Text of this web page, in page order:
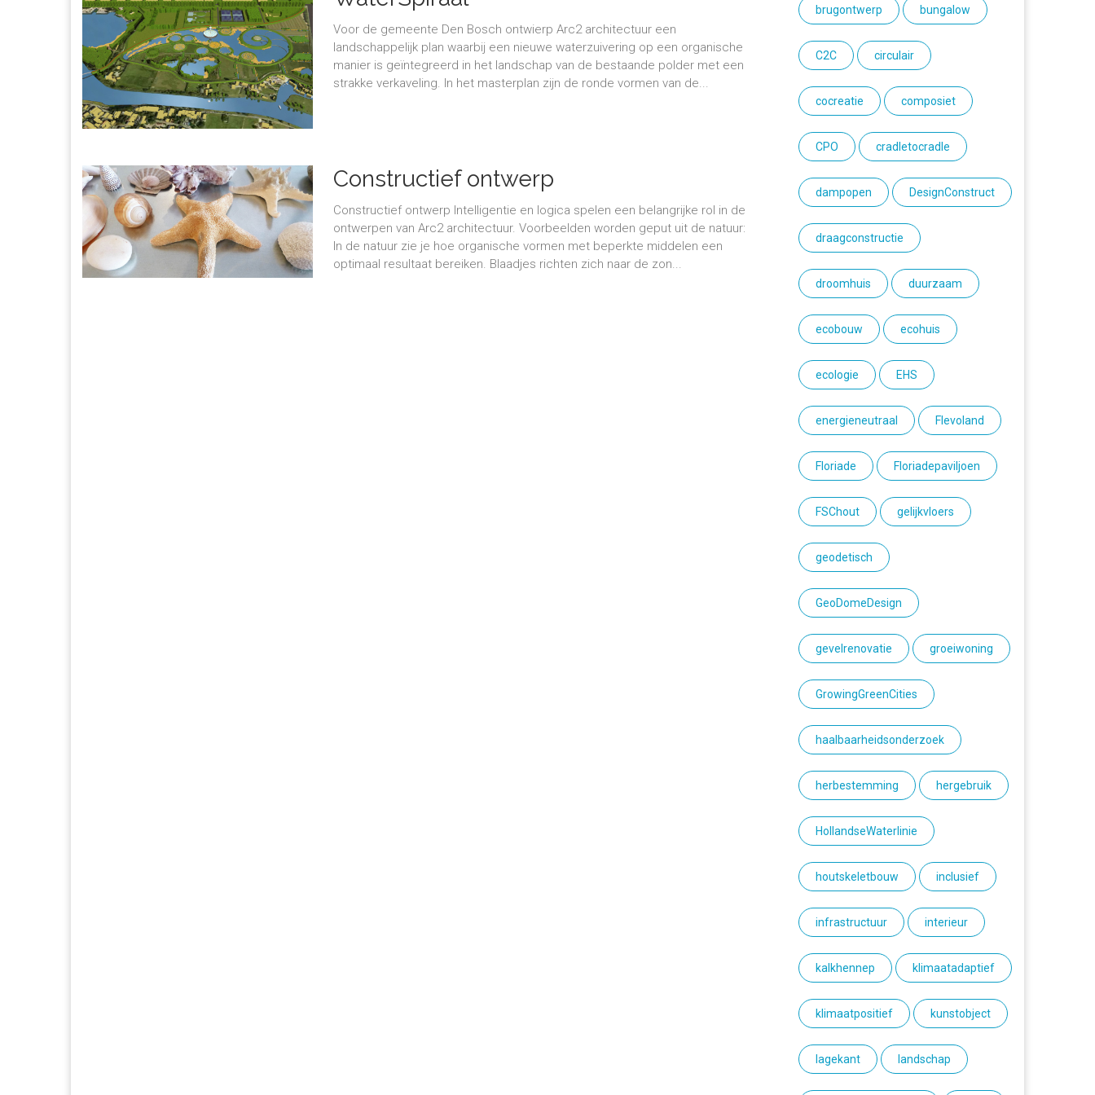
Voor de gemeente Den Bosch ontwierp Arc2 architectuur een
landschappelijk plan waarbij een nieuwe waterzuivering op een organische
manier is geïntegreerd in het landschap van de bestaande polder met een
strakke verkaveling. In het masterplan zijn de ronde vormen van de...
Constructief ontwerp
Constructief ontwerp Intelligentie en logica spelen een belangrijke rol in de
ontwerpen van Arc2 architectuur. Voorbeelden worden geput uit de natuur:
In de natuur zie je hoe organische vormen met beperkte middelen een
optimaal resultaat bereiken. Blaadjes richten zich naar de zon...
brugontwerp bungalow
C2C circulair
cocreatie composiet
CPO cradletocradle
dampopen DesignConstruct
draagconstructie
droomhuis duurzaam
ecobouw ecohuis
ecologie EHS
energieneutraal Flevoland
Floriade Floriadepaviljoen
FSChout gelijkvloers
geodetisch
GeoDomeDesign
gevelrenovatie groeiwoning
GrowingGreenCities
haalbaarheidsonderzoek
herbestemming hergebruik
HollandseWaterlinie
houtskeletbouw inclusief
infrastructuur interieur
kalkhennep klimaatadaptief
klimaatpositief kunstobject
lagekant landschap